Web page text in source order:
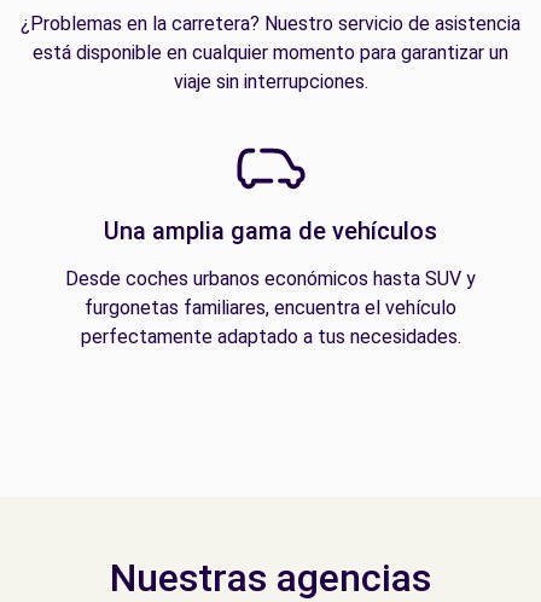
¿Problemas en la carretera? Nuestro servicio de asistencia
está disponible en cualquier momento para garantizar un
viaje sin interrupciones.
Una amplia gama de vehículos
Desde coches urbanos económicos hasta SUV y
furgonetas familiares, encuentra el vehículo
perfectamente adaptado a tus necesidades.
Nuestras agencias